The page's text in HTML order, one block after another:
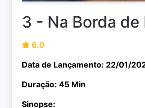
3 - Na Borda de
6.0
Data de Lançamento: 22/01/
Duração: 45 Min
Sinopse: